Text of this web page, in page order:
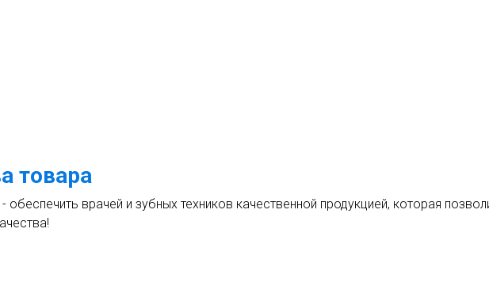
товара
врачей и зубных техников качественной продукцией, которая